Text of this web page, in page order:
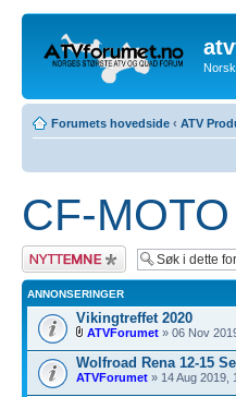
Forumets hovedside ‹ ATV
CF-MOTO
Legg inn et nytt
emne
ANNONSERINGER
Vikingtreffet 2020
ATVForumet » 06 Nov
Wolfroad Rena 12-15
ATVForumet » 14 Aug 2019,